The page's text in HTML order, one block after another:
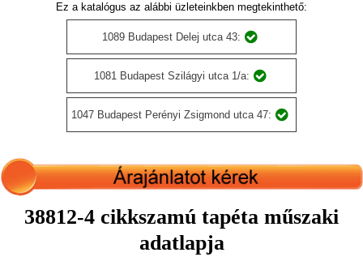
Ez a katalógus az alábbi üzleteinkben megtekinthető:
1089 Budapest Delej utca 43:
1081 Budapest Szilágyi utca 1/a:
1047 Budapest Perényi Zsigmond utca 47:
38812-4 cikkszamú tapéta műszaki
adatlapja